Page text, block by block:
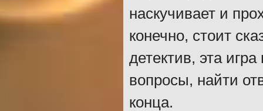
наскучивает и
конечно, стоит
детектив, эта
вопросы, найти
конца.